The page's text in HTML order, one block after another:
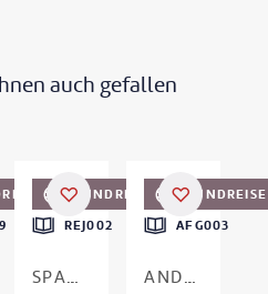
auch gefallen
VORTEIL
RUNDREISE
REJ002
SPANIEN - ANDALUSIEN & KASTILIEN
RUNDREISE
AFG003
ANDORRA